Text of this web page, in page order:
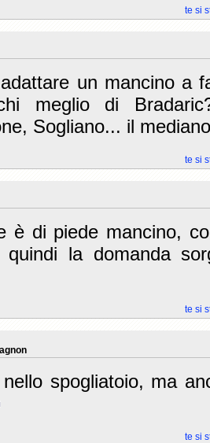
te si
un mancino a
meglio di
Sogliano... il
te si
è di piede mancino,
la domanda
te si
spogliatoio, ma
te si